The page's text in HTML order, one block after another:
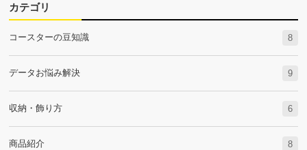
カテゴリ
コースターの豆知識 8
データお悩み解決 9
収納・飾り方 6
商品紹介 8